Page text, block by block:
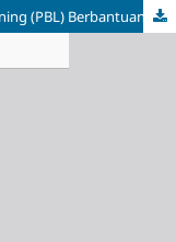
Implementasi Model Problem Based Learning (PBL) Berbantuan Quizwhizzer Games untuk Meningkatkan Hasil Belajar Matematika Kelas IV